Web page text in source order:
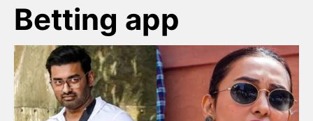
Betting app